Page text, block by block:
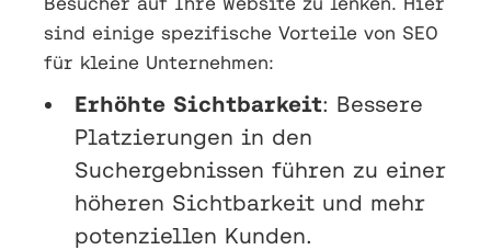
sind einige spezifische Vorteile von SEO
für kleine Unternehmen:
Erhöhte Sichtbarkeit: Bessere
Platzierungen in den
Suchergebnissen führen zu einer
höheren Sichtbarkeit und mehr
potenziellen Kunden.